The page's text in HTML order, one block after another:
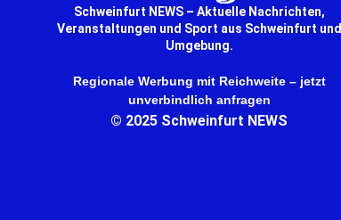
Schweinfurt NEWS – Aktuelle Nachrichten,
Veranstaltungen und Sport aus Schweinfurt und
Umgebung.
Regionale Werbung mit Reichweite – jetzt
unverbindlich anfragen
© 2025 Schweinfurt NEWS